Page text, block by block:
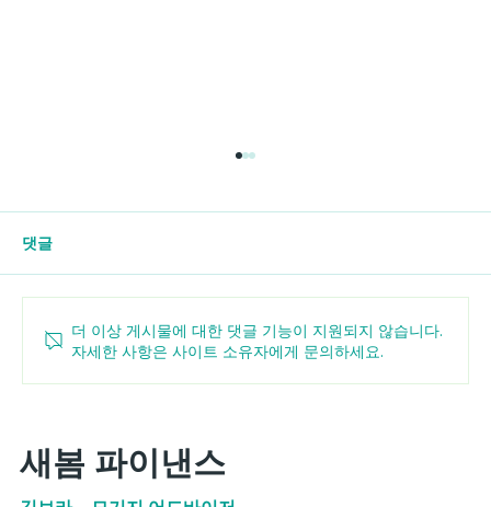
댓글
더 이상 게시물에 대한 댓글 기능이 지원되지 않습니다.
자세한 사항은 사이트 소유자에게 문의하세요.
새봄 파이낸스